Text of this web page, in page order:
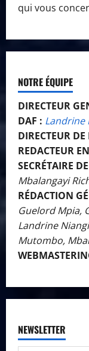
qui vous
NOTRE ÉQUIPE
DIRECTEUR
DAF : Landrine
DIRECTEUR
REDACTEUR
SECRÉTAIRE
Mbalangayi
RÉDACTION
Guelord Mpia,
Landrine
Mutombo,
NEWSLETTER